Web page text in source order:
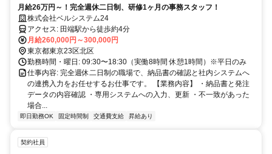
月給26万円～！完全週休二日制、研修1ヶ月の事務スタッフ！
株式会社ベルシステム24
アクセス: 田端駅から徒歩約4分
月給260,000円～300,000円
東京都東京23区北区
勤務時間・曜日: 09:30〜18:30（実働8時間 休憩1時間）※平日のみ
仕事内容: 完全週休二日制の職場で、納品書の確認と社内システムへ
の連携入力をお任せするお仕事です。 【業務内容】 ・納品書と発注
データの内容確認 ・専用システムへの入力、更新 ・不一致があった
場合...
即日勤務OK 固定時間制 交通費支給 昇給あり
契約社員